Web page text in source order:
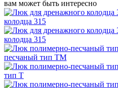
вам может быть интересно
колодца 315
колодца 315
песчаный тип ТМ
тип Т